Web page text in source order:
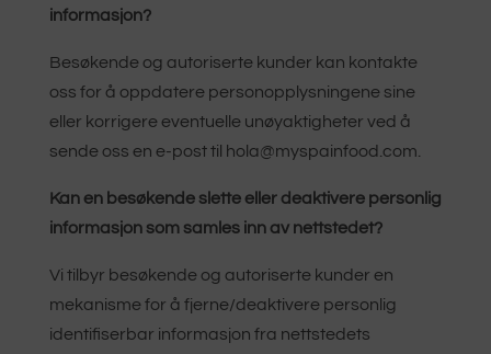
informasjon?
Besøkende og autoriserte kunder kan kontakte
oss for å oppdatere personopplysningene sine
eller korrigere eventuelle unøyaktigheter ved å
sende oss en e-post til hola@myspainfood.com.
Kan en besøkende slette eller deaktivere personlig
informasjon som samles inn av nettstedet?
Vi tilbyr besøkende og autoriserte kunder en
mekanisme for å fjerne/deaktivere personlig
identifiserbar informasjon fra nettstedets